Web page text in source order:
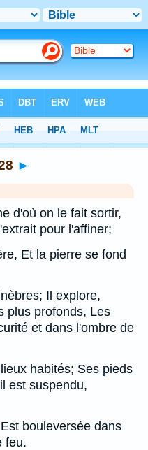
►
d'où on le fait sortir,
pour l'affiner;
Et la pierre se fond
Il explore,
plus profonds, Les
et dans l'ombre de
habités; Ses pieds
est suspendu,
bouleversée dans
feu.